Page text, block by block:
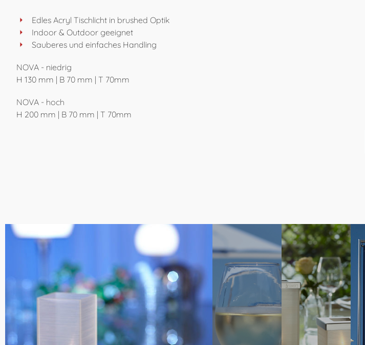
Edles Acryl Tischlicht in brushed Optik
Indoor & Outdoor geeignet
Sauberes und einfaches Handling
NOVA - niedrig
H 130 mm | B 70 mm | T 70mm
NOVA - hoch
H 200 mm | B 70 mm | T 70mm